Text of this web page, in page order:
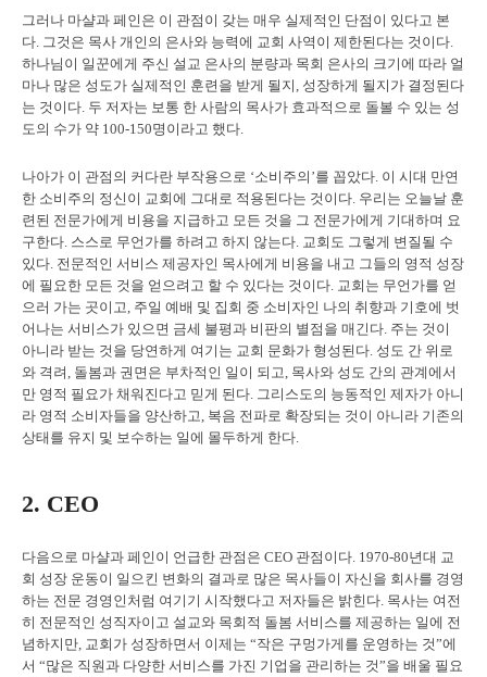
그러나 마샬과 페인은 이 관점이 갖는 매우 실제적인 단점이 있다고 본
다. 그것은 목사 개인의 은사와 능력에 교회 사역이 제한된다는 것이다.
하나님이 일꾼에게 주신 설교 은사의 분량과 목회 은사의 크기에 따라 얼
마나 많은 성도가 실제적인 훈련을 받게 될지, 성장하게 될지가 결정된다
는 것이다. 두 저자는 보통 한 사람의 목사가 효과적으로 돌볼 수 있는 성
도의 수가 약 100-150명이라고 했다.
나아가 이 관점의 커다란 부작용으로 ‘소비주의’를 꼽았다. 이 시대 만연
한 소비주의 정신이 교회에 그대로 적용된다는 것이다. 우리는 오늘날 훈
련된 전문가에게 비용을 지급하고 모든 것을 그 전문가에게 기대하며 요
구한다. 스스로 무언가를 하려고 하지 않는다. 교회도 그렇게 변질될 수
있다. 전문적인 서비스 제공자인 목사에게 비용을 내고 그들의 영적 성장
에 필요한 모든 것을 얻으려고 할 수 있다는 것이다. 교회는 무언가를 얻
으러 가는 곳이고, 주일 예배 및 집회 중 소비자인 나의 취향과 기호에 벗
어나는 서비스가 있으면 금세 불평과 비판의 별점을 매긴다. 주는 것이
아니라 받는 것을 당연하게 여기는 교회 문화가 형성된다. 성도 간 위로
와 격려, 돌봄과 권면은 부차적인 일이 되고, 목사와 성도 간의 관계에서
만 영적 필요가 채워진다고 믿게 된다. 그리스도의 능동적인 제자가 아니
라 영적 소비자들을 양산하고, 복음 전파로 확장되는 것이 아니라 기존의
상태를 유지 및 보수하는 일에 몰두하게 한다.
2. CEO
다음으로 마샬과 페인이 언급한 관점은 CEO 관점이다. 1970-80년대 교
회 성장 운동이 일으킨 변화의 결과로 많은 목사들이 자신을 회사를 경영
하는 전문 경영인처럼 여기기 시작했다고 저자들은 밝힌다. 목사는 여전
히 전문적인 성직자이고 설교와 목회적 돌봄 서비스를 제공하는 일에 전
념하지만, 교회가 성장하면서 이제는 “작은 구멍가게를 운영하는 것”에
서 “많은 직원과 다양한 서비스를 가진 기업을 관리하는 것”을 배울 필요